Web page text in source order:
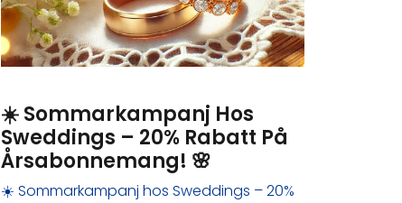
☀️ Sommarkampanj Hos
Sweddings – 20% Rabatt På
Årsabonnemang! 🌸
☀️ Sommarkampanj hos Sweddings – 20%